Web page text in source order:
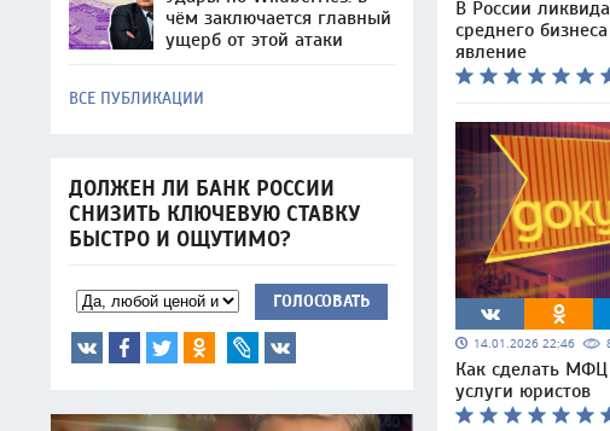
чём заключается главный
ущерб от этой атаки
ВСЕ ПУБЛИКАЦИИ
ДОЛЖЕН ЛИ БАНК РОССИИ
СНИЗИТЬ КЛЮЧЕВУЮ СТАВКУ
БЫСТРО И ОЩУТИМО?
ГОЛОСОВАТЬ
В России
среднего
явление
14.01.2026 22:46
Как сделать
услуги юристов